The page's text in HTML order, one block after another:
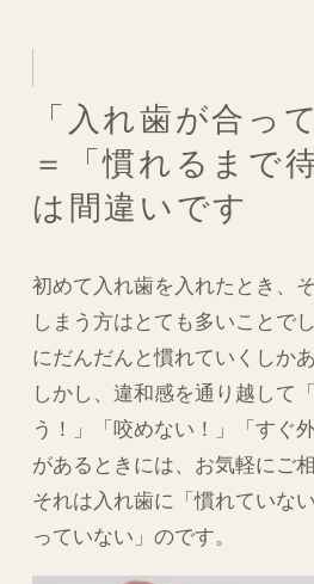
「入れ歯が合っ
＝「慣れるまで
は間違いです
初めて入れ歯を入れたとき、
しまう方はとても多いことで
にだんだんと慣れていくしかあ
しかし、違和感を通り越して
う！」「咬めない！」「すぐ
があるときには、お気軽にご
それは入れ歯に「慣れていな
っていない」のです。